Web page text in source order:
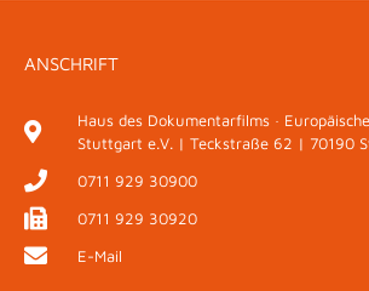
ANSCHRIFT
Haus des Dokumentarfilms ·
Stuttgart e.V. | Teckstraße 62 | 70190
0711 929 30900
0711 929 30920
E-Mail